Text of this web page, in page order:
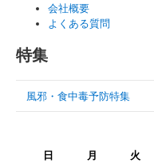
会社概要
よくある質問
特集
風邪・食中毒予防特集
日
月 火